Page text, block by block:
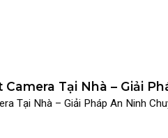
Tại Nhà – Giải
Từ Suretech
Tại Nhà – Giải Pháp An Ninh